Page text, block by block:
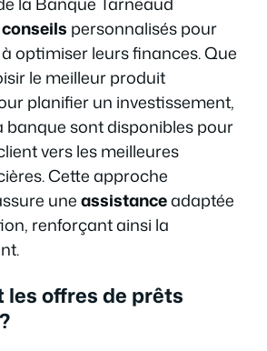
conseils personnalisés pour
optimiser leurs finances. Que
le meilleur produit
planifier un investissement,
banque sont disponibles pour
vers les meilleures
Cette approche
uneassistanceadaptée
renforçant ainsi la
les offres de prêts